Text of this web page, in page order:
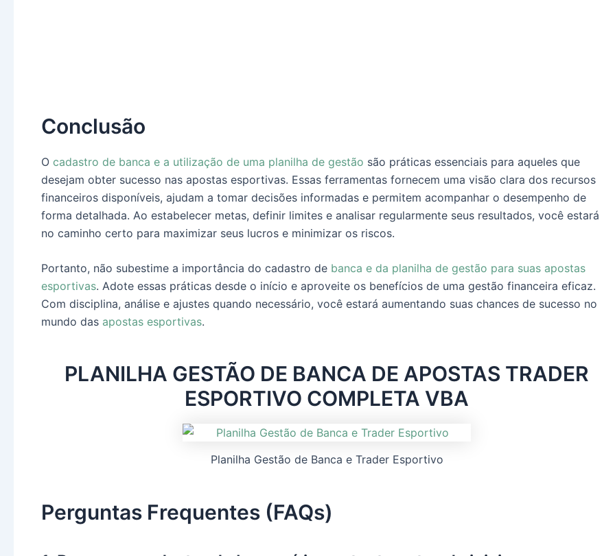
Conclusão
O cadastro de banca e a utilização de uma planilha de gestão são práticas essenciais para aqueles que
desejam obter sucesso nas apostas esportivas. Essas ferramentas fornecem uma visão clara dos recursos
financeiros disponíveis, ajudam a tomar decisões informadas e permitem acompanhar o desempenho de
forma detalhada. Ao estabelecer metas, definir limites e analisar regularmente seus resultados, você estará
no caminho certo para maximizar seus lucros e minimizar os riscos.
Portanto, não subestime a importância do cadastro de banca e da planilha de gestão para suas apostas
esportivas. Adote essas práticas desde o início e aproveite os benefícios de uma gestão financeira eficaz.
Com disciplina, análise e ajustes quando necessário, você estará aumentando suas chances de sucesso no
mundo das apostas esportivas.
PLANILHA GESTÃO DE BANCA DE APOSTAS TRADER
ESPORTIVO COMPLETA VBA
Planilha Gestão de Banca e Trader Esportivo
Perguntas Frequentes (FAQs)